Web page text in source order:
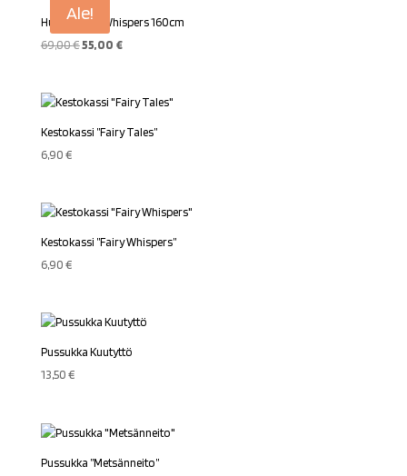
Ale!
Huopa Fairy Whispers 160cm
69,00€ Alkuperäinen
69,00 €.
55,00 €Nykyinen
55,00 €.
Kestokassi ”Fairy Tales”
6,90€
Kestokassi ”Fairy Whispers”
6,90€
Pussukka Kuutyttö
13,50€
Pussukka ”Metsänneito”